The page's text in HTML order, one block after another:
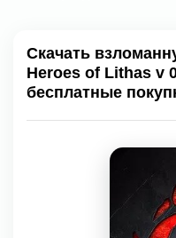
Скачать
Heroes of Lithas v
бесплатные